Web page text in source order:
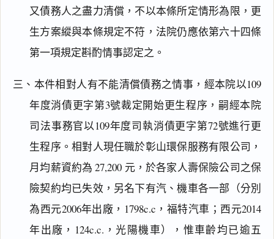
又債務人之盡力清償，不以本條所定情形為限，更
生方案縱與本條規定不符，法院仍應依第六十四條
第一項規定斟酌情事認定之。
三、本件相對人有不能清償債務之情事，經本院以109
年度消債更字第3號裁定開始更生程序，嗣經本院
司法事務官以109年度司執消債更字第72號進行更
生程序。相對人現任職於彰山環保服務有限公司，
月均薪資約為 27,200 元，於各家人壽保險公司之保
險契約均已失效，另名下有汽、機車各一部（分別
為西元2006年出廠，1798c.c，福特汽車；西元2014
年出廠，124c.c.，光陽機車），惟車齡均已逾五